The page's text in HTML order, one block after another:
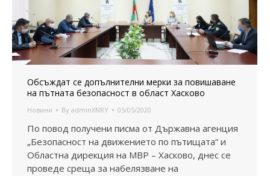
Обсъждат се допълнителни мерки за повишаване
на пътната безопасност в област Хасково
Новини By adminXNRY 05/05/2020
По повод получени писма от Държавна агенция
„Безопасност на движението по пътищата“ и
Областна дирекция на МВР – Хасково, днес се
проведе среща за набелязване на